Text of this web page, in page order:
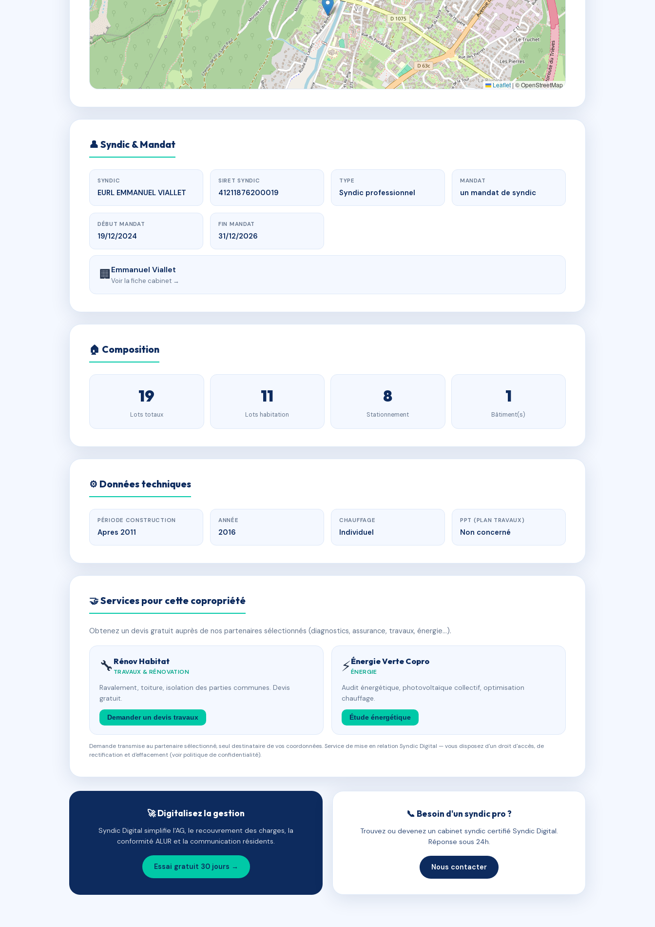
Leaflet | © OpenStreetMap
👤 Syndic & Mandat
SYNDIC
EURL EMMANUEL VIALLET
SIRET SYNDIC
41211876200019
TYPE
Syndic professionnel
MANDAT
un mandat de syndic
DÉBUT MANDAT
19/12/2024
FIN MANDAT
31/12/2026
🏢Emmanuel Viallet
Voir la fiche cabinet →
🏠 Composition
19
Lots totaux
11
Lots habitation
8
Stationnement
1
Bâtiment(s)
⚙️ Données techniques
PÉRIODE CONSTRUCTION
Apres 2011
ANNÉE
2016
CHAUFFAGE
Individuel
PPT (PLAN TRAVAUX)
Non concerné
🤝 Services pour cette copropriété
Obtenez un devis gratuit auprès de nos partenaires sélectionnés (diagnostics, assurance, travaux, énergie…).
🔧 Rénov Habitat
TRAVAUX & RÉNOVATION
Ravalement, toiture, isolation des parties communes. Devis
gratuit.
Demander un devis travaux
⚡Énergie Verte Copro
ÉNERGIE
Audit énergétique, photovoltaïque collectif, optimisation
chauffage.
Étude énergétique
Demande transmise au partenaire sélectionné, seul destinataire de vos coordonnées. Service de mise en relation Syndic Digital — vous disposez d'un droit d'accès, de
rectification et d'effacement (voir politique de confidentialité).
🚀 Digitalisez la gestion
Syndic Digital simplifie l'AG, le recouvrement des charges, la
conformité ALUR et la communication résidents.
Essai gratuit 30 jours →
📞 Besoin d'un syndic pro ?
Trouvez ou devenez un cabinet syndic certifié Syndic Digital.
Réponse sous 24h.
Nous contacter